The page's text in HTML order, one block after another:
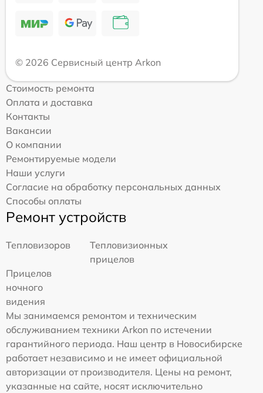
© 2026 Сервисный центр Arkon
Стоимость ремонта
Оплата и доставка
Контакты
Вакансии
О компании
Ремонтируемые модели
Наши услуги
Согласие на обработку персональных данных
Способы оплаты
Ремонт устройств
Тепловизоров
Тепловизионных
прицелов
Прицелов
ночного
видения
Мы занимаемся ремонтом и техническим
обслуживанием техники Arkon по истечении
гарантийного периода. Наш центр в Новосибирске
работает независимо и не имеет официальной
авторизации от производителя. Цены на ремонт,
указанные на сайте, носят исключительно